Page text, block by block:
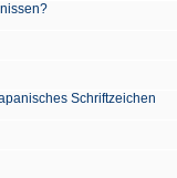
Schriftzeichen